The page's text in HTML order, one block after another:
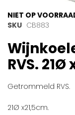
Ga
naar
begin
van
de
gallerij
NIET OP
SKU CB883
RVS. 21Ø
Getrommeld RVS.
21Ø x21,5cm.